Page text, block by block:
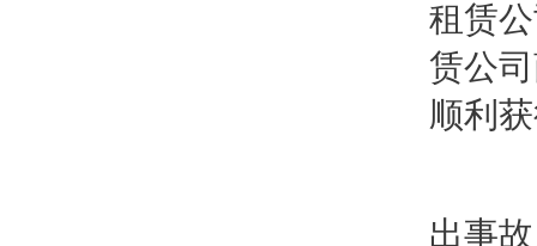
租赁
赁公
顺利
出事